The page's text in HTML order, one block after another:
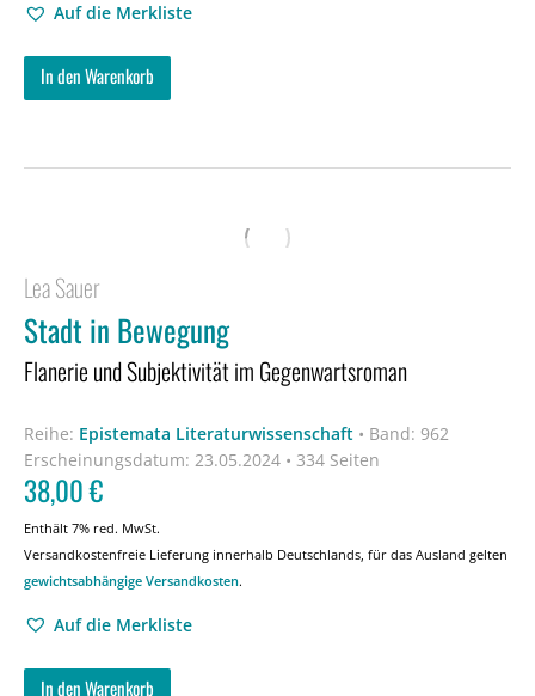
Auf die Merkliste
In den Warenkorb
Lea Sauer
Stadt in Bewegung
Flanerie und Subjektivität im Gegenwartsroman
Reihe: Epistemata Literaturwissenschaft • Band: 962
Erscheinungsdatum: 23.05.2024 • 334 Seiten
38,00€
Enthält 7% red. MwSt.
Versandkostenfreie Lieferung innerhalb Deutschlands, für das Ausland gelten
gewichtsabhängige Versandkosten.
Auf die Merkliste
In den Warenkorb